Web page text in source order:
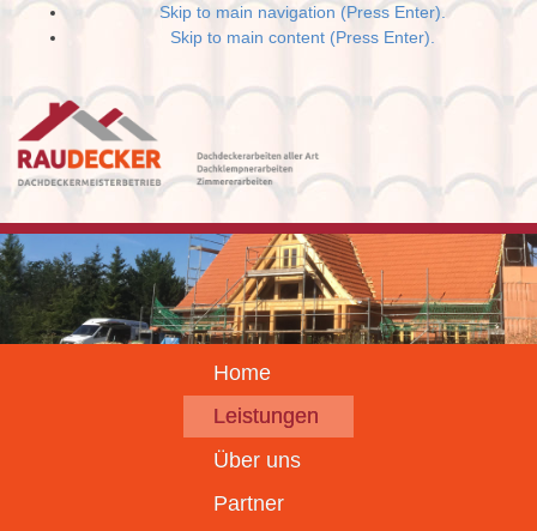
Skip to main navigation (Press Enter).
Skip to main content (Press Enter).
Home
Leistungen
Über uns
Partner